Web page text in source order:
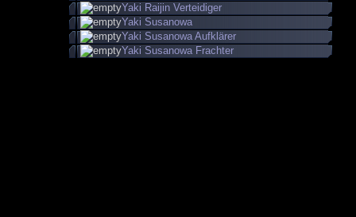
Yaki Raijin Verteidiger
Yaki Susanowa
Yaki Susanowa Aufklärer
Yaki Susanowa Frachter